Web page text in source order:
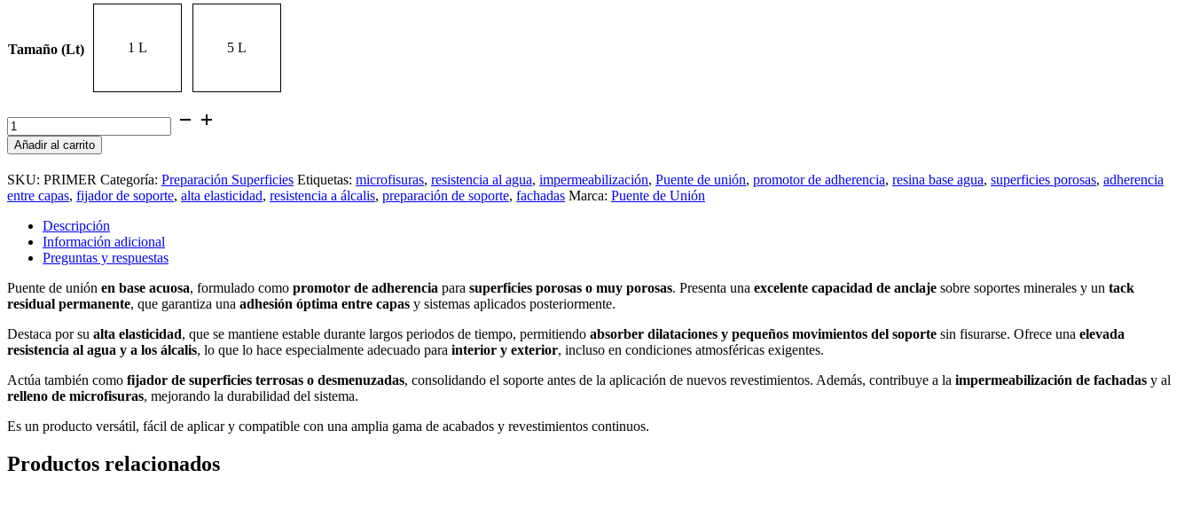
8,81€
Tamaño (Lt) 1 L 5 L
Puente
de
Unión-
cantidad
Añadir al carrito
SKU: PRIMER Categoría: Preparación Superficies Etiquetas: microfisuras, resistencia al agua, impermeabilización, Puente de unión, promotor de adherencia, resina base agua, superficies porosas, adherencia
entre capas, fijador de soporte, alta elasticidad, resistencia a álcalis, preparación de soporte, fachadas Marca: Puente de Unión
Descripción
Información adicional
Preguntas y respuestas
Puente de unión en base acuosa, formulado como promotor de adherencia para superficies porosas o muy porosas. Presenta una excelente capacidad de anclaje sobre soportes minerales y un tack
residual permanente, que garantiza una adhesión óptima entre capas y sistemas aplicados posteriormente.
Destaca por su alta elasticidad, que se mantiene estable durante largos periodos de tiempo, permitiendo absorber dilataciones y pequeños movimientos del soporte sin fisurarse. Ofrece una elevada
resistencia al agua y a los álcalis, lo que lo hace especialmente adecuado para interior y exterior, incluso en condiciones atmosféricas exigentes.
Actúa también como fijador de superficies terrosas o desmenuzadas, consolidando el soporte antes de la aplicación de nuevos revestimientos. Además, contribuye a la impermeabilización de fachadas y al
relleno de microfisuras, mejorando la durabilidad del sistema.
Es un producto versátil, fácil de aplicar y compatible con una amplia gama de acabados y revestimientos continuos.
Productos relacionados